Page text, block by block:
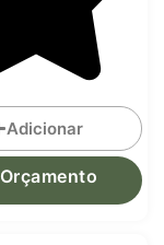
Adicionar
Orçamento